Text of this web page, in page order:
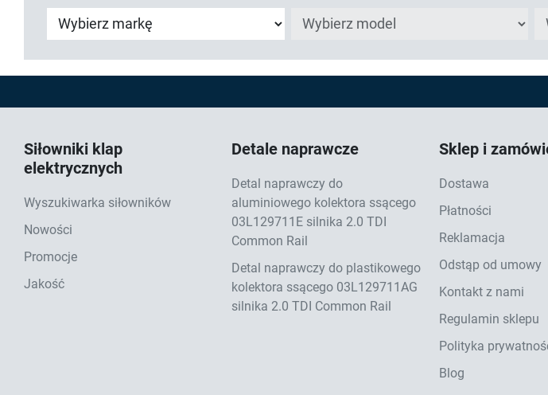
Siłowniki klap
elektrycznych
Wyszukiwarka siłowników
Nowości
Promocje
Jakość
Detale naprawcze
Detal naprawczy do
aluminiowego kolektora ssącego
03L129711E silnika 2.0 TDI
Common Rail
Detal naprawczy do plastikowego
kolektora ssącego 03L129711AG
silnika 2.0 TDI Common Rail
Sklep i
Dostawa
Płatności
Reklamacja
Odstąp od umowy
Kontakt z nami
Regulamin sklepu
Polityka
Blog